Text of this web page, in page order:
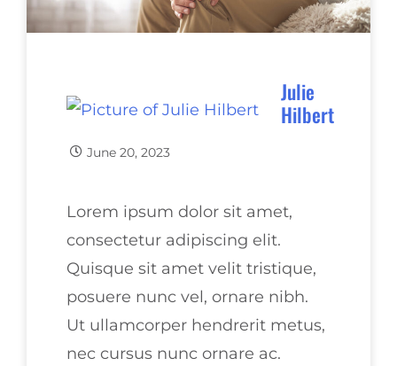
Julie
Hilbert
June 20, 2023
Lorem ipsum dolor sit amet,
consectetur adipiscing elit.
Quisque sit amet velit tristique,
posuere nunc vel, ornare nibh.
Ut ullamcorper hendrerit metus,
nec cursus nunc ornare ac.